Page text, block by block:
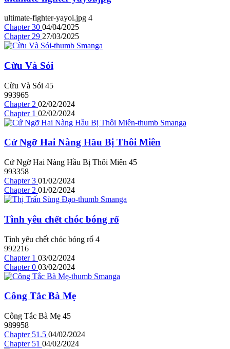
ultimate-fighter-yayoi.jpg 4
Chapter 30 04/04/2025
Chapter 29 27/03/2025
Cừu Và Sói
Cừu Và Sói 45
993965
Chapter 2 02/02/2024
Chapter 1 02/02/2024
Cứ Ngỡ Hai Nàng Hầu Bị Thôi Miên
Cứ Ngỡ Hai Nàng Hầu Bị Thôi Miên 45
993358
Chapter 3 01/02/2024
Chapter 2 01/02/2024
Tình yêu chết chóc bóng rổ
Tình yêu chết chóc bóng rổ 4
992216
Chapter 1 03/02/2024
Chapter 0 03/02/2024
Công Tắc Bà Mẹ
Công Tắc Bà Mẹ 45
989958
Chapter 51.5 04/02/2024
Chapter 51 04/02/2024